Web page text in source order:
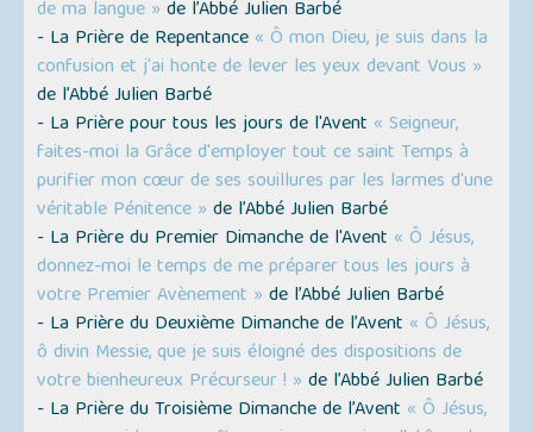
de ma langue » de l’Abbé Julien Barbé
- La Prière de Repentance « Ô mon Dieu, je suis dans la
confusion et j'ai honte de lever les yeux devant Vous »
de l’Abbé Julien Barbé
- La Prière pour tous les jours de l'Avent « Seigneur,
faites-moi la Grâce d'employer tout ce saint Temps à
purifier mon cœur de ses souillures par les larmes d'une
véritable Pénitence » de l’Abbé Julien Barbé
- La Prière du Premier Dimanche de l'Avent « Ô Jésus,
donnez-moi le temps de me préparer tous les jours à
votre Premier Avènement » de l’Abbé Julien Barbé
- La Prière du Deuxième Dimanche de l’Avent « Ô Jésus,
ô divin Messie, que je suis éloigné des dispositions de
votre bienheureux Précurseur ! » de l’Abbé Julien Barbé
- La Prière du Troisième Dimanche de l’Avent « Ô Jésus,